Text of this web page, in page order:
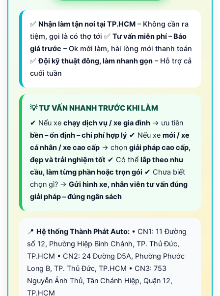
✅ Nhận làm tận nơi tại TP.HCM – Không cần ra
tiệm, gọi là có thợ tới ✅ Tư vấn miễn phí – Báo
giá trước – Ok mới làm, hài lòng mới thanh toán
✅Đội kỹ thuật đông, làm nhanh gọn – Hỗ trợ cả
cuối tuần
💡 TƯ VẤN NHANH TRƯỚC KHI LÀM
✔ Nếu xe chạy dịch vụ / xe gia đình → ưu tiên
bền – ổn định – chi phí hợp lý ✔ Nếu xe mới / xe
cá nhân / xe cao cấp → chọn giải pháp cao cấp,
đẹp và trải nghiệm tốt ✔ Có thể lắp theo nhu
cầu, làm từng phần hoặc trọn gói ✔ Chưa biết
chọn gì? → Gửi hình xe, nhân viên tư vấn đúng
giải pháp – đúng ngân sách
📍 Hệ thống Thành Phát Auto: • CN1: 11 Đường
số 12, Phường Hiệp Bình Chánh, TP. Thủ Đức,
TP.HCM • CN2: 24 Đường D5A, Phường Phước
Long B, TP. Thủ Đức, TP.HCM • CN3: 753
Nguyễn Ảnh Thủ, Tân Chánh Hiệp, Quận 12,
TP.HCM